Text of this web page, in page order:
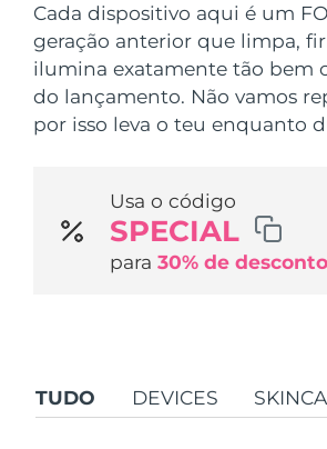
Cada dispositivo aqui é um
geração anterior que limpa,
ilumina exatamente tão bem
do lançamento. Não vamos
por isso leva o teu enquanto
Usa o código
SPECIAL
para30% de desconto
TUDO DEVICES
FAQ™ Dual LED Panel
POPULAR
Ofertas especiais
Estados Unidos
Reino Unido
Espanha
França